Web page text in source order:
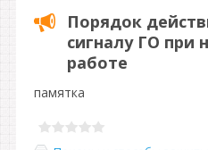
Порядок
сигналу ГО при
работе
памятка